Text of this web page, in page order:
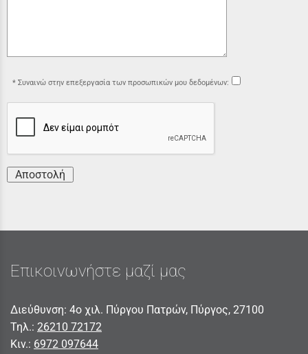
Συναινώ στην επεξεργασία των προσωπικών μου δεδομένων:
Αποστολή
Επικοινωνήστε μαζί μας
Διεύθυνση: 4ο χιλ. Πύργου Πατρών, Πύργος, 27100
Τηλ.: 26210 72172
Κιν.: 6972 097644